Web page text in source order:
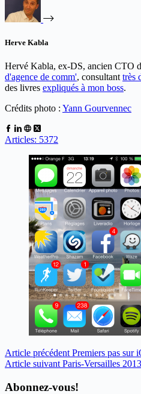
Herve Kabla
Hervé Kabla, ex-DS, ancien CTO
d'agence de comm', consultant très
des livres expliqués à mon boss.
Crédits photo : Yann Gourvennec
Articles: 5372
Article précédent Premiers pas sur
Article suivant Paris-Versailles 2013
Abonnez-vous!